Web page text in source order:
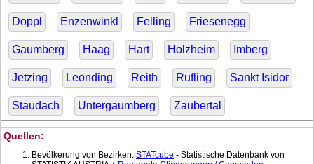
Doppl Enzenwinkl Felling Friesenegg
Gaumberg Haag Hart Holzheim Imberg
Jetzing Leonding Reith Rufling Sankt Isidor
Staudach Untergaumberg Zaubertal
Quellen:
Bevölkerung von Bezirken: STATcube - Statistische Datenbank von